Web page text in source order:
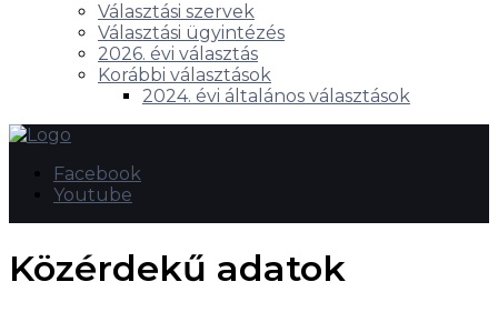
Választási szervek
Választási ügyintézés
2026. évi választás
Korábbi választások
2024. évi általános választások
Facebook
Youtube
Közérdekű adatok